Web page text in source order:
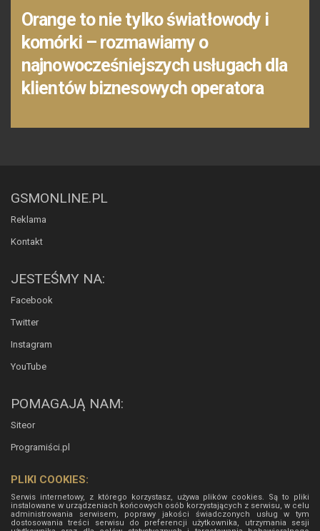
Orange to nie tylko światłowody i
komórki – rozmawiamy o
najnowocześniejszych usługach dla
klientów biznesowych operatora
GSMONLINE.PL
Reklama
Kontakt
JESTEŚMY NA:
Facebook
Twitter
Instagram
YouTube
POMAGAJĄ NAM:
Siteor
Programiści.pl
PLIKI COOKIES:
Serwis internetowy, z którego korzystasz, używa plików cookies. Są to pliki
instalowane w urządzeniach końcowych osób korzystających z serwisu, w celu
administrowania serwisem, poprawy jakości świadczonych usług w tym
dostosowania treści serwisu do preferencji użytkownika, utrzymania sesji